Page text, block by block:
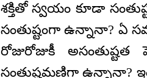
శక్తితో స్వయం కూడా
సంతుష్టంగా ఉన్నానా? ఏ
రోజురోజుకీ
సంతుష్టమణిగా ఉన్నానా?